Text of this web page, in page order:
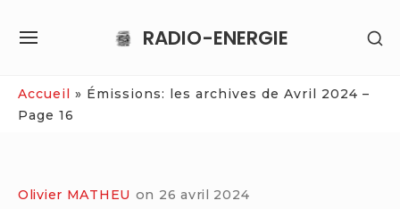
RADIO-ENERGIE
SITE
Accueil » Émissions: les archives de Avril 2024 –
Page 16
Olivier MATHEU on 26 avril 2024